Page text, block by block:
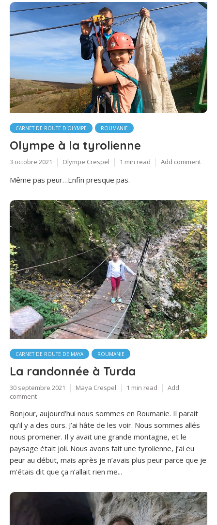
CARNET DE ROUTE D'OLYMPE ROUMANIE
Olympe à la tyrolienne
3 octobre 2021 Olympe Crespel 1 min read Add comment
Même pas peur…Enfin presque pas.
CARNET DE ROUTE DE MAYA ROUMANIE
La randonnée à Turda
30 septembre 2021 Maya Crespel 1 min read
Add
comment
Bonjour, aujourd’hui nous sommes en Roumanie. Il parait
qu’il y a des ours. J’ai hâte de les voir. Nous sommes allés
nous promener. Il y avait une grande montagne, et le
paysage était joli. Nous avons fait une tyrolienne, j’ai eu
peur au début, mais après je n’avais plus peur parce que je
m’étais dit que ça n’allait rien me...